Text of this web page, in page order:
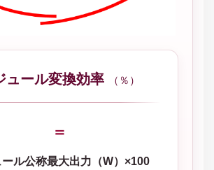
ュール変換効率 （％）
＝
ール公称最大出力（W）×100